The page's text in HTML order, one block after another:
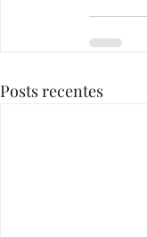
Posts recentes